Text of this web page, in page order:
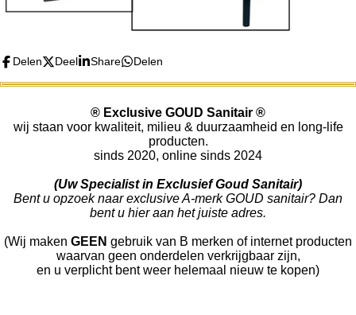
Delen Deel Share Delen
® Exclusive GOUD Sanitair ®
wij staan voor kwaliteit, milieu & duurzaamheid en long-life
producten.
sinds 2020, online sinds 2024
(Uw Specialist in Exclusief Goud Sanitair)
Bent u opzoek naar exclusive A-merk GOUD sanitair? Dan
bent u hier aan het juiste adres.
(Wij maken GEEN gebruik van B merken of internet producten
waarvan geen onderdelen verkrijgbaar zijn,
en u verplicht bent weer helemaal nieuw te kopen)